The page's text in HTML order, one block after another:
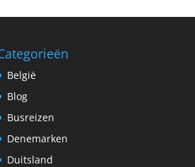
België
Blog
Busreizen
Denemarken
Duitsland